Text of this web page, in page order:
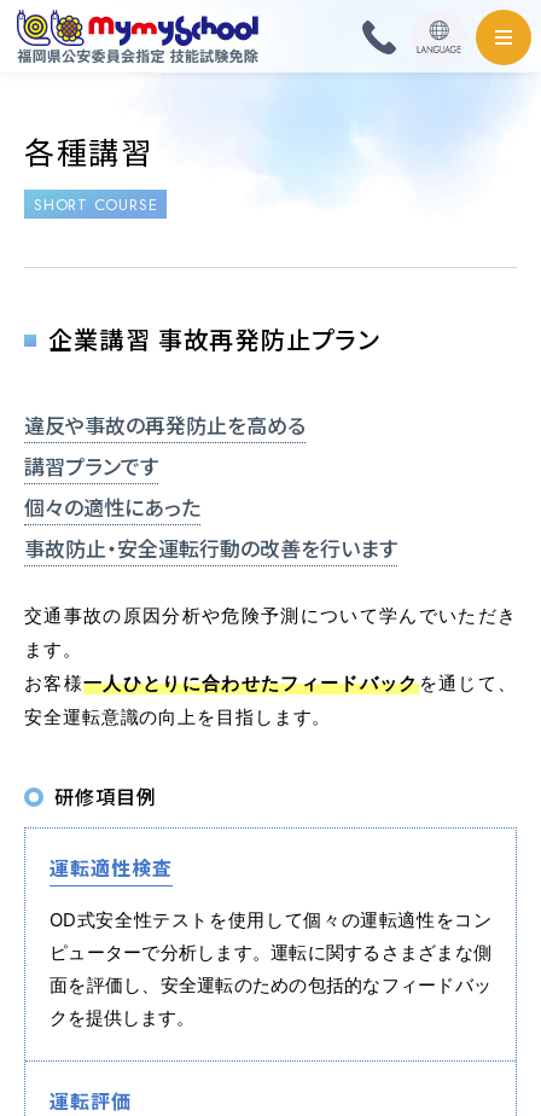
料金・取扱免許
普通自動車
準中型自動車
中型自動車
受験資格特例教習
ペーパードライバー講習
免許取得までの流れ
お支払方法について
料金シミュレーション
各校紹介
各種講習
SHORT COURSE
企業講習 事故再発防止プラン
違反や事故の再発防止を高める
講習プランです
個々の適性にあった
事故防止・安全運転行動の改善を行います
交通事故の原因分析や危険予測について学んでいただき
ます。
お客様一人ひとりに合わせたフィードバックを通じて、
安全運転意識の向上を目指します。
研修項目例
運転適性検査
OD式安全性テストを使用して個々の運転適性をコン
ピューターで分析します。運転に関するさまざまな側
面を評価し、安全運転のための包括的なフィードバッ
クを提供します。
運転評価